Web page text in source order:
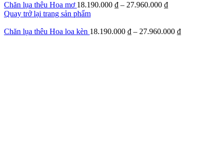
Chăn lụa thêu Hoa mơ 18.190.000 ₫ – 27.960.000 ₫
Quay trở lại trang sản phẩm
Chăn lụa thêu Hoa loa kèn 18.190.000 ₫ – 27.960.000 ₫